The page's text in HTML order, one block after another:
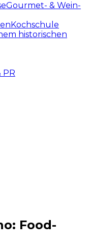
Gourmet- & Wein-
Kochschule
historischen
PR
Food-